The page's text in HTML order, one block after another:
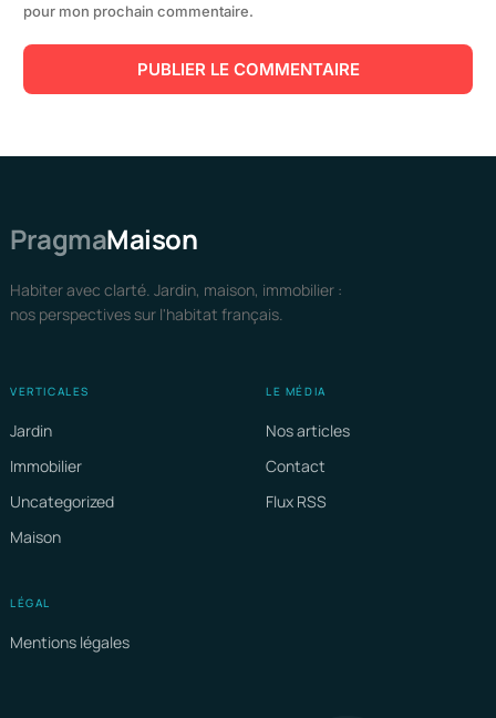
pour mon prochain commentaire.
PragmaMaison
Habiter avec clarté. Jardin, maison, immobilier :
nos perspectives sur l'habitat français.
VERTICALES
Jardin
Immobilier
Uncategorized
Maison
LE MÉDIA
Nos articles
Contact
Flux RSS
LÉGAL
Mentions légales